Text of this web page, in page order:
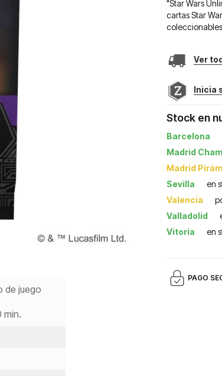
"Star Wars
cartas Star
Ver
Inicia
Stock en
Barcelona
Madrid
Madrid
Sevilla
en
Valencia
Valladolid
Vitoria
en
PAGO
de juego
min.